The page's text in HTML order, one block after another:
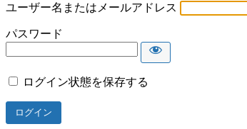
ユーザー名またはメールアドレス
パスワード
ログイン状態を保存する